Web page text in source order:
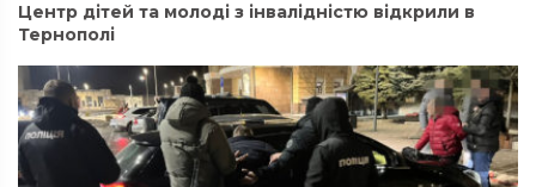
Центр дітей та молоді з інвалідністю відкрили в
Тернополі